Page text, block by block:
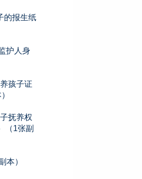
的报生纸
护人身
孩子证
抚养权
（1张副
本）